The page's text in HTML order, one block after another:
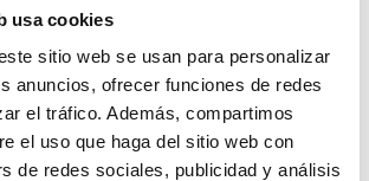
usa cookies
sitio web se usan para personalizar
anuncios, ofrecer funciones de redes
el tráfico. Además, compartimos
el uso que haga del sitio web con
de redes sociales, publicidad y análisis